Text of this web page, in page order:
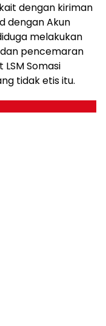
dengan kiriman
dengan Akun
melakukan
pencemaran
Somasi
tidak etis itu.